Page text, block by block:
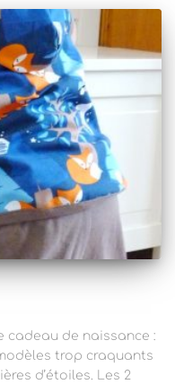
cadeau de naissance :
trop craquants
d’étoiles. Les 2